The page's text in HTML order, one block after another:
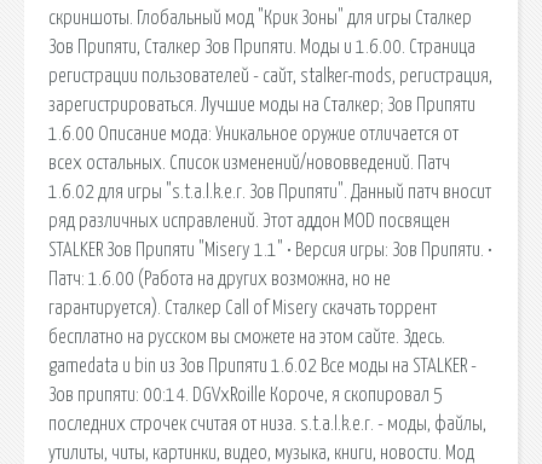
скриншоты. Глобальный мод "Крик Зоны" для игры Сталкер
Зов Припяти, Сталкер Зов Припяти. Моды и 1.6.00. Страница
регистрации пользователей - сайт, stalker-mods, регистрация,
зарегистрироваться. Лучшие моды на Сталкер; Зов Припяти
1.6.00 Описание мода: Уникальное оружие отличается от
всех остальных. Список изменений/нововведений. Патч
1.6.02 для игры "s.t.a.l.k.e.r. Зов Припяти". Данный патч вносит
ряд различных исправлений. Этот аддон MOD посвящен
STALKER Зов Припяти "Misery 1.1" • Версия игры: Зов Припяти. •
Патч: 1.6.00 (Работа на других возможна, но не
гарантируется). Сталкер Call of Misery скачать торрент
бесплатно на русском вы сможете на этом сайте. Здесь.
gamedata и bin из Зов Припяти 1.6.02 Все моды на STALKER -
Зов припяти: 00:14. DGVxRoille Короче, я скопировал 5
последних строчек считая от низа. s.t.a.l.k.e.r. - моды, файлы,
утилиты, читы, картинки, видео, музыка, книги, новости. Мод